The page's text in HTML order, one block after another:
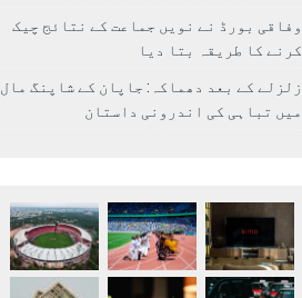
وفاقی بورڈ نے نویں جماعت کے نتائج چیک
کرنے کا طریقہ بتا دیا
زلزلے کے بعد دھماکہ: جاپان کے شاپنگ مال
میں تباہی کی اندرونی داستان